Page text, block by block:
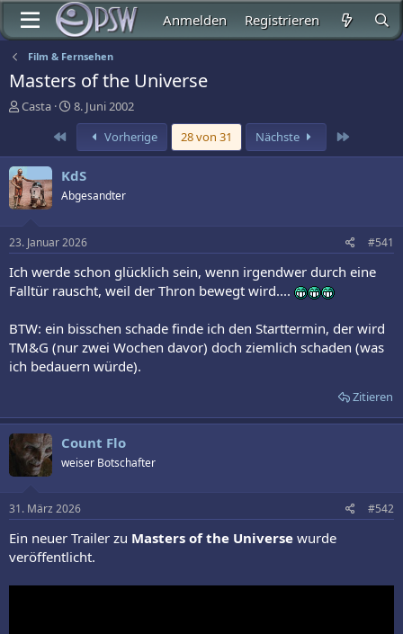
Anmelden Registrieren
Film & Fernsehen
Masters of the Universe
E
t
e
l
l
Casta
E
r
t
e
l
l
a
m
8. Juni 2002
Erste
Vorherige 28 von 31 Nächste
KdS
Abgesandter
23. Januar 2026 #541
Ich werde schon glücklich sein, wenn irgendwer durch eine
Falltür rauscht, weil der Thron bewegt wird....
BTW: ein bisschen schade finde ich den Starttermin, der wird
TM&G (nur zwei Wochen davor) doch ziemlich schaden (was
ich bedauern würde).
Zitieren
Count Flo
weiser Botschafter
31. März 2026 #542
Ein neuer Trailer zu Masters of the Universe wurde
veröffentlicht.